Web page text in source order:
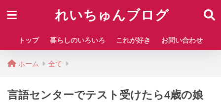
れいちゅんブログ
トップ 暮らしのいろいろ これが好き お問い合わせ
ホーム 全て
言語センターでテスト受けたら4歳の娘